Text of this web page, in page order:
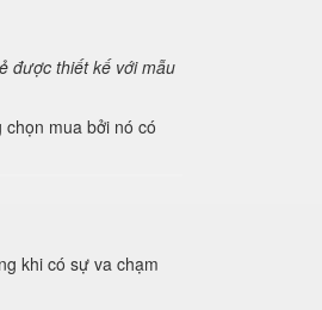
được thiết kế với mẫu
mua bởi nó có
khi có sự va chạm